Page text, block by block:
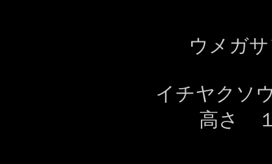
ウメガ
イチヤクソ
高さ